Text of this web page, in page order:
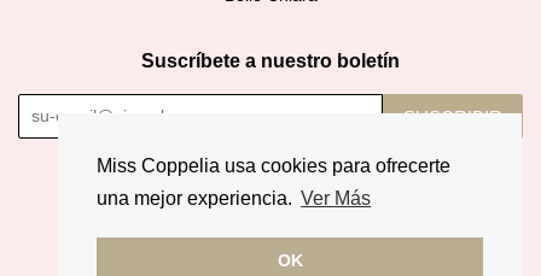
Miss Coppelia usa cookies para ofrecerte
una mejor experiencia. Ver Más
OK
Suscríbete a nuestro boletín
SUSCRIBIR
Copyright © 2026, Miss Coppelia